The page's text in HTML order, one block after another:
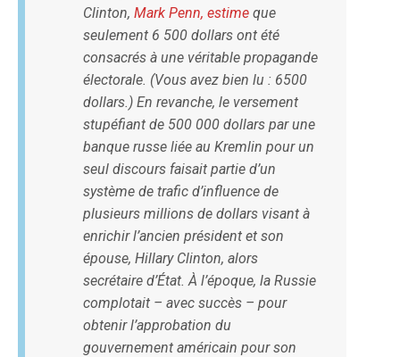
Clinton, Mark Penn, estime que
seulement 6 500 dollars ont été
consacrés à une véritable propagande
électorale. (Vous avez bien lu : 6500
dollars.) En revanche, le versement
stupéfiant de 500 000 dollars par une
banque russe liée au Kremlin pour un
seul discours faisait partie d’un
système de trafic d’influence de
plusieurs millions de dollars visant à
enrichir l’ancien président et son
épouse, Hillary Clinton, alors
secrétaire d’État. À l’époque, la Russie
complotait – avec succès – pour
obtenir l’approbation du
gouvernement américain pour son